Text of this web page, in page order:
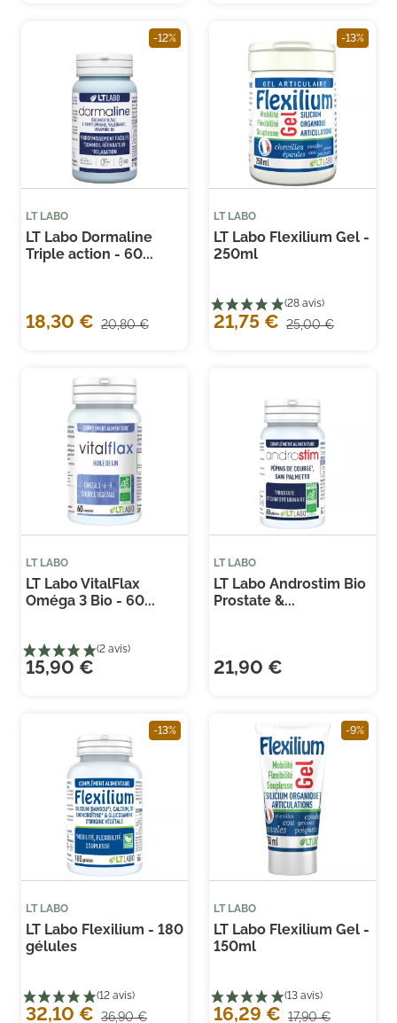
(8 avis)
-12%
LT LABO
LT Labo Dormaline
Triple action - 60...
18,30 € 20,80 €
-13%
LT LABO
LT Labo Flexilium Gel -
250ml
21,75 € 25,00 €
LT LABO
LT Labo VitalFlax
Oméga 3 Bio - 60...
15,90 €
LT LABO
LT Labo Androstim Bio
Prostate &...
21,90 €
-13%
LT LABO
LT Labo Flexilium - 180
gélules
32,10 € 36,90 €
-9%
LT LABO
LT Labo Flexilium Gel -
150ml
16,29 € 17,90 €